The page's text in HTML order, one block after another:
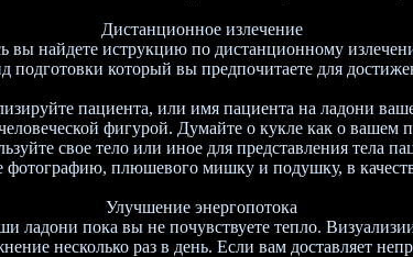
Дистанционное излечение
вы найдете иструкцию по дистанционному
подготовки который вы предпочитаете для
пациента, или имя пациента на ладони
фигурой. Думайте о кукле как о
свое тело или иное для представления тела
фотографию, плюшевого мишку и подушку, в
Улучшение энергопотока
ладони пока вы не почувствуете тепло.
несколько раз в день. Если вам доставляет